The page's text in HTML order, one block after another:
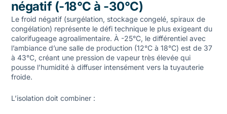
négatif (-18°C à -30°C)
Le froid négatif (surgélation, stockage congelé, spiraux de
congélation) représente le défi technique le plus exigeant du
calorifugeage agroalimentaire. À -25°C, le différentiel avec
l’ambiance d’une salle de production (12°C à 18°C) est de 37
à 43°C, créant une pression de vapeur très élevée qui
pousse l’humidité à diffuser intensément vers la tuyauterie
froide.
L’isolation doit combiner :